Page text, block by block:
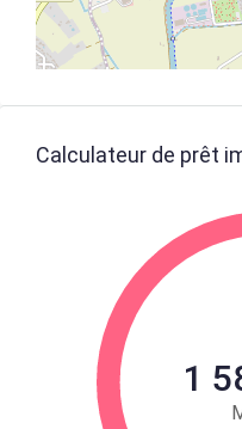
Calculateur de prêt
1